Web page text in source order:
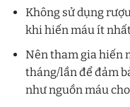
Không sử dụng
khi hiến máu ít
Nên tham gia hiến
tháng/lần để đảm
như nguồn máu